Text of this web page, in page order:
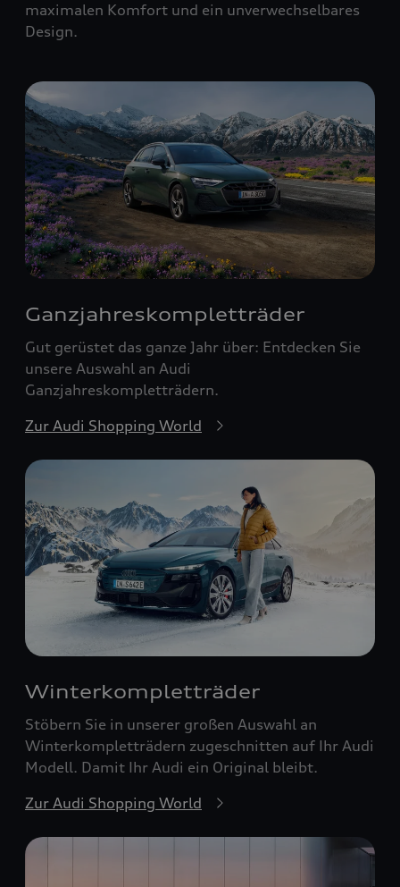
maximalen Komfort und ein unverwechselbares
Design.
Ganzjahreskomplett­räder
Gut gerüstet das ganze Jahr über: Entdecken Sie
unsere Auswahl an Audi
Ganzjahreskompletträdern.
Zur Audi Shopping World
Winterkompletträder
Stöbern Sie in unserer großen Auswahl an
Winterkompletträdern zugeschnitten auf Ihr Audi
Modell. Damit Ihr Audi ein Original bleibt.
Zur Audi Shopping World